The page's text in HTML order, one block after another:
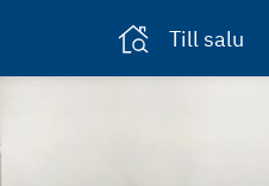
Till salu